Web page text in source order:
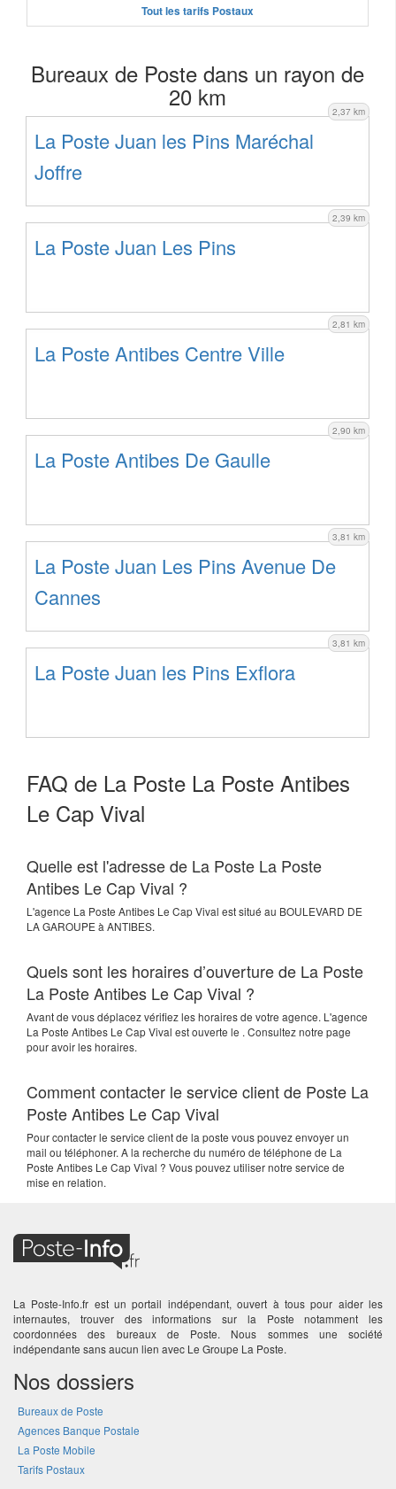
Tout les tarifs Postaux
Bureaux de Poste dans un rayon de
20 km 2,37 km
La Poste Juan les Pins Maréchal
Joffre
2,39 km
La Poste Juan Les Pins
2,81 km
La Poste Antibes Centre Ville
2,90 km
La Poste Antibes De Gaulle
3,81 km
La Poste Juan Les Pins Avenue De
Cannes
3,81 km
La Poste Juan les Pins Exflora
FAQ de La Poste La Poste Antibes
Le Cap Vival
Quelle est l'adresse de La Poste La Poste
Antibes Le Cap Vival ?
L'agence La Poste Antibes Le Cap Vival est situé au BOULEVARD DE
LA GAROUPE à ANTIBES.
Quels sont les horaires d’ouverture de La Poste
La Poste Antibes Le Cap Vival ?
Avant de vous déplacez vérifiez les horaires de votre agence. L'agence
La Poste Antibes Le Cap Vival est ouverte le . Consultez notre page
pour avoir les horaires.
Comment contacter le service client de Poste La
Poste Antibes Le Cap Vival
Pour contacter le service client de la poste vous pouvez envoyer un
mail ou téléphoner. A la recherche du numéro de téléphone de La
Poste Antibes Le Cap Vival ? Vous pouvez utiliser notre service de
mise en relation.
La Poste-Info.fr est un portail indépendant, ouvert à tous pour aider les
internautes, trouver des informations sur la Poste notamment les
coordonnées des bureaux de Poste. Nous sommes une société
indépendante sans aucun lien avec Le Groupe La Poste.
Nos dossiers
Bureaux de Poste
Agences Banque Postale
La Poste Mobile
Tarifs Postaux